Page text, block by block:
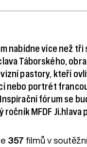
nabídne více než
Táborského,
pastory, kteří
nebo portrét
fórum se
MFDF Ji.hlava
357 filmů v